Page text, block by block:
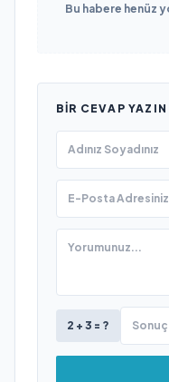
Bu habere henüz
BIR CEVAP YAZIN
2 + 3 = ?